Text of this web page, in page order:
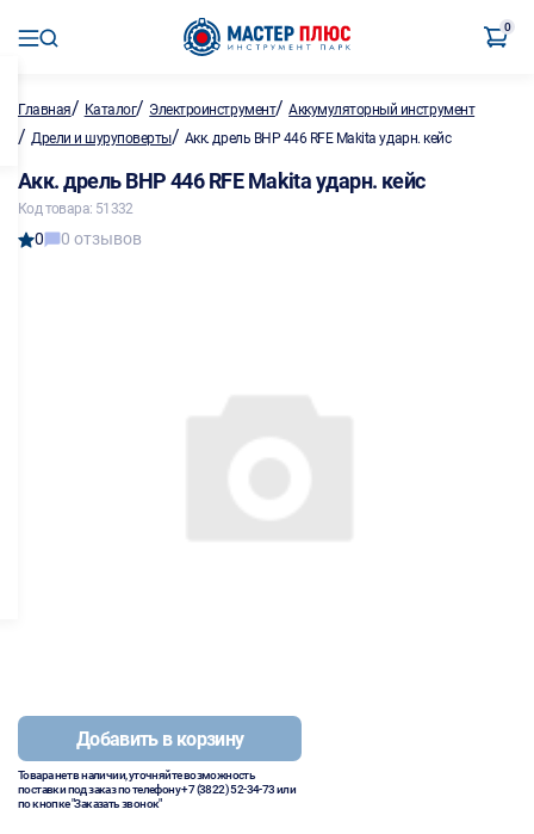
0
Главная/ Каталог/ Электроинструмент/Аккумуляторный инструмент
/ Дрели и шуруповерты/ Акк. дрель BHP 446 RFE Makita ударн. кейс
Акк. дрель BHP 446 RFE Makita ударн. кейс
Код товара: 51332
0 0 отзывов
Добавить в корзину
Товара нет в наличии, уточняйте возможность
поставки под заказ по телефону+7 (3822) 52-34-73или
по кнопке "Заказать звонок"